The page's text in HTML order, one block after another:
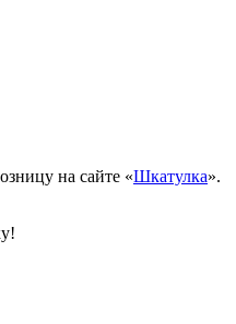
на сайте «Шкатулка».